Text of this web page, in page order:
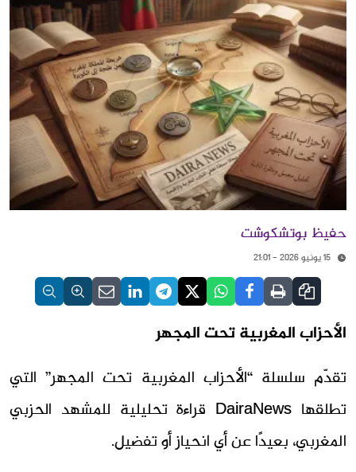
حفيظ بوتشكوشت
15 يونيو 2026 - 21:01
الأحزاب المغربية تحت المجهر
تقدّم سلسلة “الأحزاب المغربية تحت المجهر” التي
تطلقها DairaNews قراءة تحليلية للمشهد الحزبي
المغربي، بعيدًا عن أي انحياز أو تفضيل.